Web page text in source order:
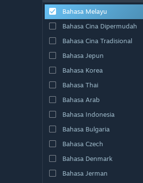
Bahasa Melayu
Bahasa Cina Dipermudah
Bahasa Cina Tradisional
Bahasa Jepun
Bahasa Korea
Bahasa Thai
Bahasa Arab
Bahasa Indonesia
Bahasa Bulgaria
Bahasa Czech
Bahasa Denmark
Bahasa Jerman